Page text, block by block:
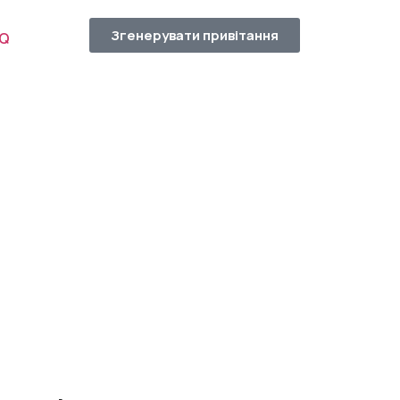
Згенерувати привітання